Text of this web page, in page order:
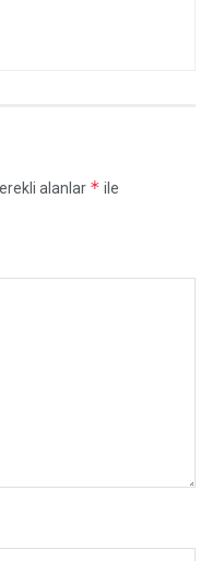
alanlar * ile